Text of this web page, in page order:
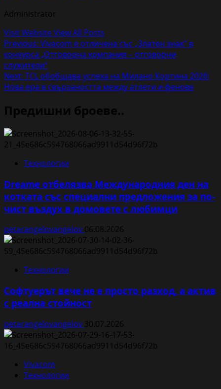
Administrator
Visit WebsiteView All Posts
Post
navigation
Previous: Vivacom е отличена със „Златен знак“ в
конкурса „Отговорна компания – отговорни
служители“
Next: TCL обобщава успеха на Милано Кортина 2026:
Нова ера в свързаността между атлети и фенове
Предишни броеве..
Технологии
Dreame отбелязва Международния ден на
котката със специални предложения за по-
чист въздух в домовете с любимци
petarangelovangelov 06.08.2026
Технологии
Софтуерът вече не е просто разход, а актив
с реална стойност
petarangelovangelov 30.07.2026
Vivacom
Технологии